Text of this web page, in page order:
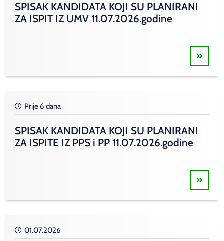
SPISAK KANDIDATA KOJI SU PLANIRANI
ZA ISPIT IZ UMV 11.07.2026.godine
Prije 6 dana
SPISAK KANDIDATA KOJI SU PLANIRANI
ZA ISPITE IZ PPS i PP 11.07.2026.godine
01.07.2026